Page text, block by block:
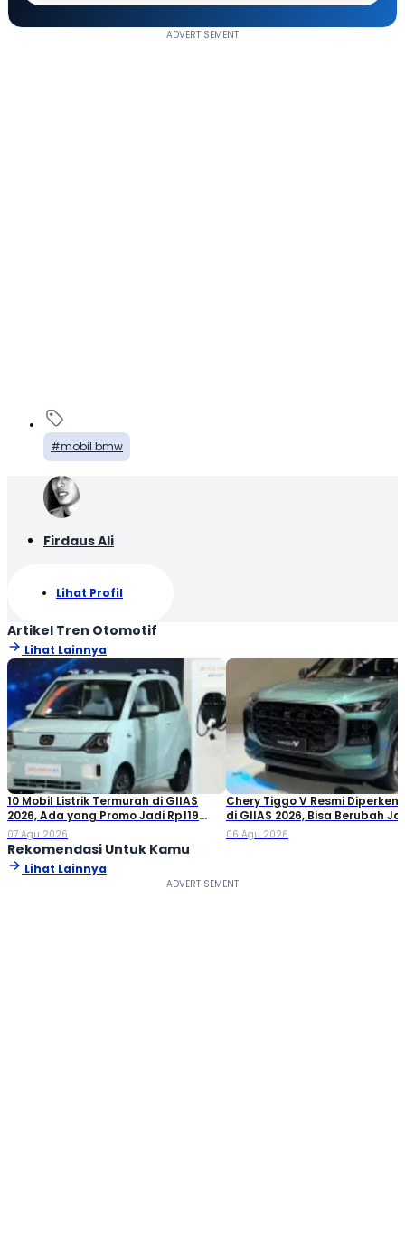
mobil bmw
Firdaus Ali
Lihat Profil
Artikel Tren Otomotif
Lihat Lainnya
10 Mobil Listrik Termurah di GIIAS
2026, Ada yang Promo Jadi Rp119
Jutaan!
07 Agu 2026
Chery Tiggo V Resmi
di GIIAS 2026, Bisa Berubah
Double Cabin
06 Agu 2026
Rekomendasi Untuk Kamu
Lihat Lainnya